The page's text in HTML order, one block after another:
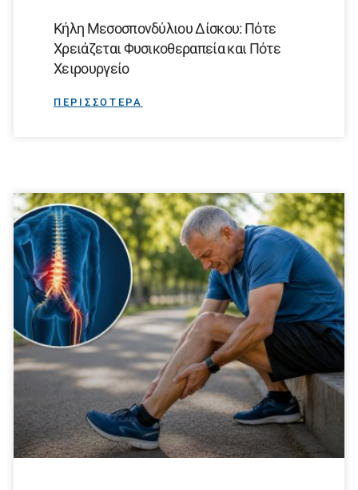
Κήλη Μεσοσπονδύλιου Δίσκου: Πότε
Χρειάζεται Φυσικοθεραπεία και Πότε
Χειρουργείο
ΠΕΡΙΣΣΟΤΕΡΑ